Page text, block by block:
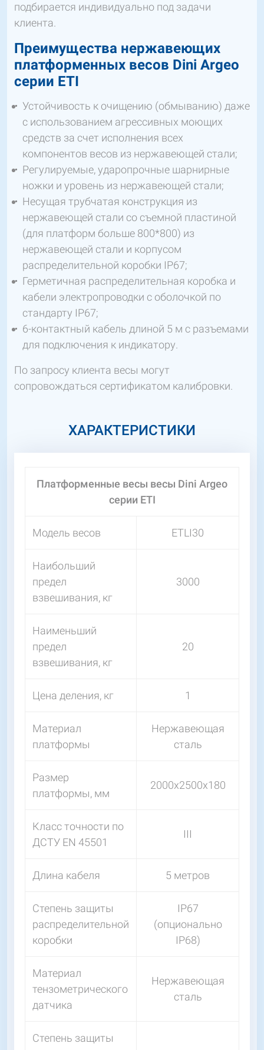
подбирается индивидуально под задачи
клиента.
Преимущества нержавеющих
платформенных весов Dini Argeo
серии ETI
Устойчивость к очищению (обмыванию) даже
с использованием агрессивных моющих
средств за счет исполнения всех
компонентов весов из нержавеющей стали;
Регулируемые, ударопрочные шарнирные
ножки и уровень из нержавеющей стали;
Несущая трубчатая конструкция из
нержавеющей стали со съемной пластиной
(для платформ больше 800*800) из
нержавеющей стали и корпусом
распределительной коробки IP67;
Герметичная распределительная коробка и
кабели электропроводки с оболочкой по
стандарту IP67;
6-контактный кабель длиной 5 м с разъемами
для подключения к индикатору.
По запросу клиента весы могут
сопровождаться сертификатом калибровки.
ХАРАКТЕРИСТИКИ
Платформенные весы весы Dini Argeo
серии ETI
Модель весов ETLI30
Наибольший
предел
взвешивания, кг
3000
Наименьший
предел
взвешивания, кг
20
Цена деления, кг 1
Материал
платформы
Нержавеющая
сталь
Размер
платформы, мм
2000х2500х180
Класс точности по
ДСТУ EN 45501
III
Длина кабеля 5 метров
Степень защиты
распределительной
коробки
IP67
(опционально
IP68)
Материал
тензометрического
датчика
Нержавеющая
сталь
Степень защиты